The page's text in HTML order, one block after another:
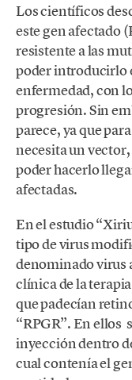
Los científicos
este gen afectado
resistente a las
poder introducirlo
enfermedad, con
progresión. Sin
parece, ya que
necesita un
poder hacerlo
afectadas.
En el estudio
tipo de virus
denominado virus
clínica de la
que padecían
“RPGR”. En ellos
inyección dentro
cual contenía el